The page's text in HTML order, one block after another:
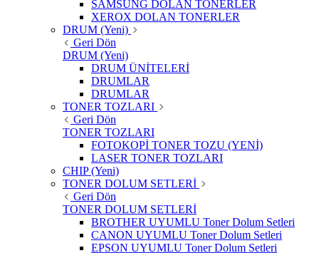
SAMSUNG DOLAN TONERLER
XEROX DOLAN TONERLER
DRUM (Yeni)
Geri Dön
DRUM (Yeni)
DRUM ÜNİTELERİ
DRUMLAR
DRUMLAR
TONER TOZLARI
Geri Dön
TONER TOZLARI
FOTOKOPİ TONER TOZU (YENİ)
LASER TONER TOZLARI
CHIP (Yeni)
TONER DOLUM SETLERİ
Geri Dön
TONER DOLUM SETLERİ
BROTHER UYUMLU Toner Dolum Setleri
CANON UYUMLU Toner Dolum Setleri
EPSON UYUMLU Toner Dolum Setleri